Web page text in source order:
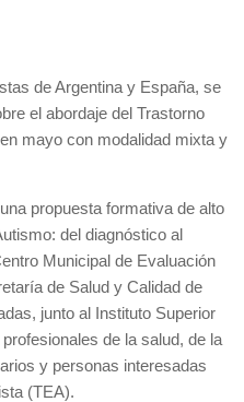
de Argentina y España, se
el abordaje del Trastorno
mayo con modalidad mixta y
propuesta formativa de alto
del diagnóstico al
Municipal de Evaluación
de Salud y Calidad de
junto al Instituto Superior
de la salud, de la
y personas interesadas
(TEA).